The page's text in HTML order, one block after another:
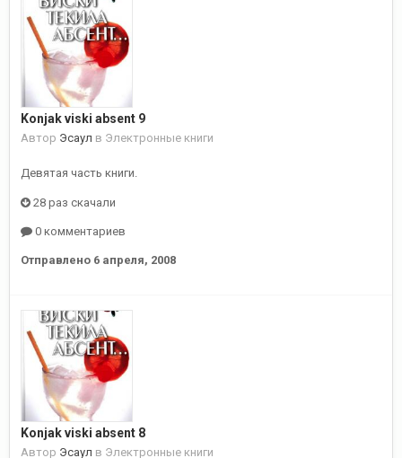
Konjak viski absent 9
Автор Эсаул в Электронные книги
Девятая часть книги.
28 раз скачали
0 комментариев
Отправлено 6 апреля, 2008
Konjak viski absent 8
Автор Эсаул в Электронные книги